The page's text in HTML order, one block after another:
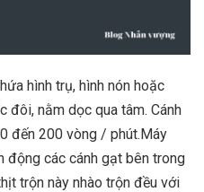
hình trụ, hình nón hoặc
đôi, nằm dọc qua tâm. Cánh
đến 200 vòng / phút.Máy
động các cánh gạt bên trong
trộn này nhào trộn đều với